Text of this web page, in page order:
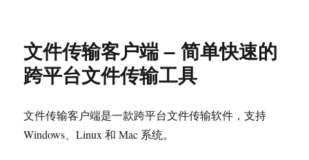
士
迷
你
户
端
文件传输客户端 – 简单快速的
跨平台文件传输工具
文件传输客户端是一款跨平台文件传输软件，支持
Windows、Linux 和 Mac 系统。